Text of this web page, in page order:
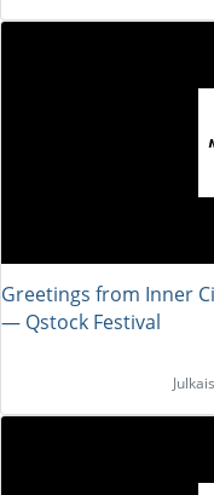
Greetings from Inner
― Qstock Festival